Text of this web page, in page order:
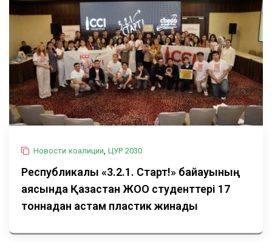
Новости коалиции ЦУР 2030
Республикалық «3.2.1. Старт!» байқауының
аясында Қазақстан ЖОО студенттері 17
тоннадан астам пластик жинады